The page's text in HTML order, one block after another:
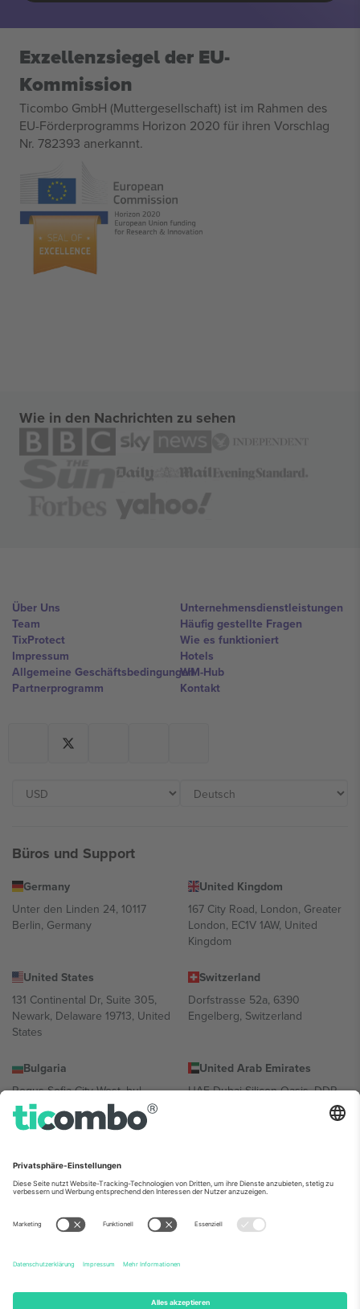
Exzellenzsiegel der EU-
Kommission
Ticombo GmbH (Muttergesellschaft) ist im Rahmen des
EU-Förderprogramms Horizon 2020 für ihren Vorschlag
Nr. 782393 anerkannt.
Wie in den Nachrichten zu sehen
Über Uns
Team
TixProtect
Impressum
Allgemeine Geschäftsbedingungen
Partnerprogramm
Unternehmensdienstleistungen
Häufig gestellte Fragen
Wie es funktioniert
Hotels
WM-Hub
Kontakt
Büros und Support
Germany
Unter den Linden 24, 10117
Berlin, Germany
United Kingdom
167 City Road, London, Greater
London, EC1V 1AW, United
Kingdom
United States
131 Continental Dr, Suite 305,
Newark, Delaware 19713, United
States
Switzerland
Dorfstrasse 52a, 6390
Engelberg, Switzerland
Bulgaria
Regus Sofia City West, bul
Totleben 53-55, 1606 Sofia,
Bulgaria
United Arab Emirates
UAE Dubai Silicon Oasis, DDP
Building A1, Office 302, Dubai,
Mexico
Av Chapultepec 360, Roma
Norte, Cuauhtémoc, 06700
Ciudad de México, CDMX,
Mexico
Die juristische Person des Plattformanbieters kann je nach
Informationen finden Sie auf der jeweiligen Veranstaltungsseite, im